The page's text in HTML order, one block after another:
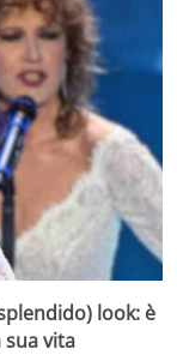
look: è
vita